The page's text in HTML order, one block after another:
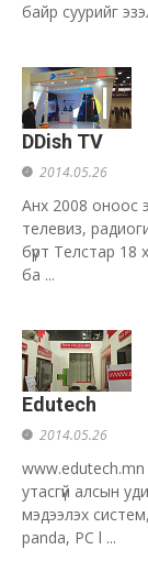
байр суурийг
DDish TV
2014.05.26
Анх 2008 оноос
телевиз,
бүрт Телстар 18
ба ...
Edutech
2014.05.26
www.edutech.mn
утасгүй алсын
мэдээлэх
panda, PC l ...